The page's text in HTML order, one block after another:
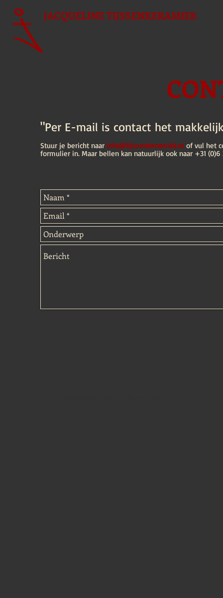
JACQUELINETIJSSENKERAMIEK
"Per E-mail is contact het
Stuur je bericht naar info@tijssenkeramiek.nl of vul het
formulier in. Maar bellen kan natuurlijk ook naar +31 (0)6